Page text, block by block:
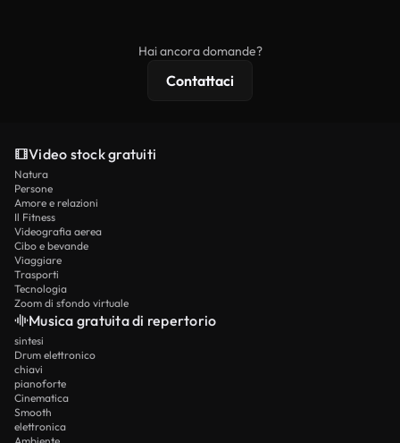
Hai ancora domande?
Contattaci
Video stock gratuiti
Natura
Persone
Amore e relazioni
Il Fitness
Videografia aerea
Cibo e bevande
Viaggiare
Trasporti
Tecnologia
Zoom di sfondo virtuale
Musica gratuita di repertorio
sintesi
Drum elettronico
chiavi
pianoforte
Cinematica
Smooth
elettronica